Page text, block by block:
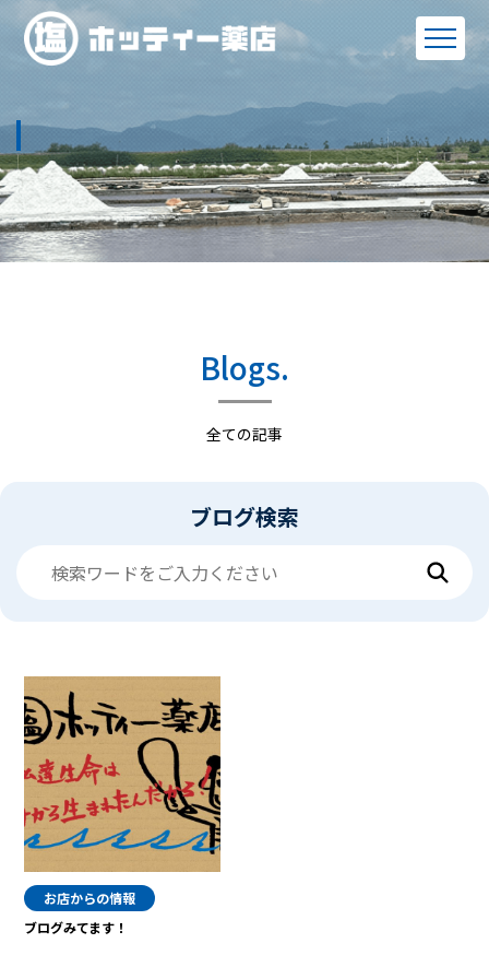
Blogs.
全ての記事
ブログ検索
お店からの情報
ブログみてます！